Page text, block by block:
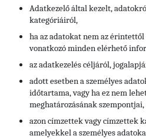
Adatkezelő által kezelt,
kategóriáiról,
ha az adatokat nem az
vonatkozó minden elérhető
az adatkezelés céljáról,
adott esetben a személyes
időtartama, vagy ha ez nem
meghatározásának szempontjai,
azon címzettek vagy címzettek
amelyekkel a személyes